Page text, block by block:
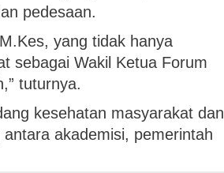
pedesaan.
yang tidak hanya
sebagai Wakil Ketua Forum
tuturnya.
kesehatan masyarakat dan
akademisi, pemerintah